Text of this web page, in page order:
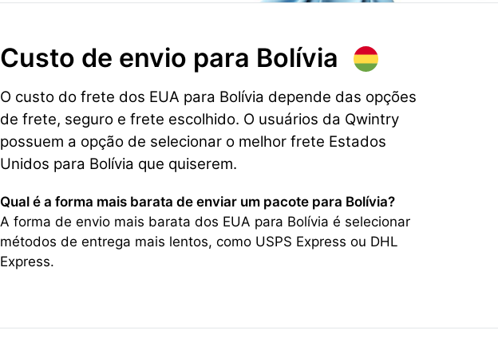
Custo de envio para Bolívia
O custo do frete dos EUA para Bolívia depende das opções
de frete, seguro e frete escolhido. O usuários da Qwintry
possuem a opção de selecionar o melhor frete Estados
Unidos para Bolívia que quiserem.
Qual é a forma mais barata de enviar um pacote para Bolívia?
A forma de envio mais barata dos EUA para Bolívia é selecionar
métodos de entrega mais lentos, como USPS Express ou DHL
Express.